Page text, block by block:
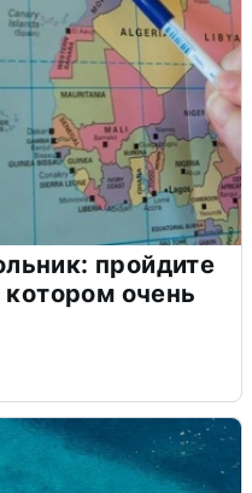
пройдите
котором очень